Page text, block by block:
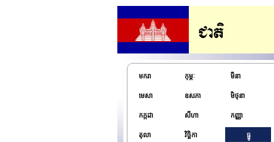
មករា កុម្ភៈ មីនា
មេសា ឧសភា មិថុនា
កក្កដា សីហា កញ្ញា
តុលា វិច្ឆិកា ធ្នូ
BERMÚDEZ ប្រធានាធិបតីនៃសាធារណរដ្ឋគុយបា
ព្រះរាជសារផ្ញើជូន ឯកឧត្តម ZORAN MILANOVIĆ
ប្រធានាធិបតីនៃសាធារណរដ្ឋក្រូអាស៊ី
ព្រះរាជសារផ្ញើជូន ឯកឧត្តម LEE JAE MYUNG ប្រធានាធិបតី
ព្រះរាជសារផ្ញើជូន ឯកឧត្តម EDGARS RINKĒVIČS
ប្រធានាធិបតីនៃប្រទេសហ្សកហ្ស៊ី
ទេសាភិបាល នៃប្រទេសកាណាដា
ព្រះរាជសារផ្ញើជូន លោកជំទាវ KARIN KELLER-SUTTER
ប្រធានាធិបតីនៃសហព័ន្ធស្វីស